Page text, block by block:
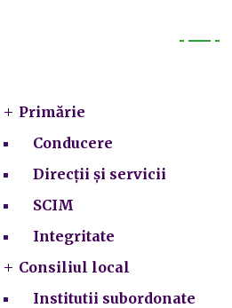
Primărie
Conducere
Direcții și servicii
SCIM
Integritate
Consiliul local
Institutii subordonate